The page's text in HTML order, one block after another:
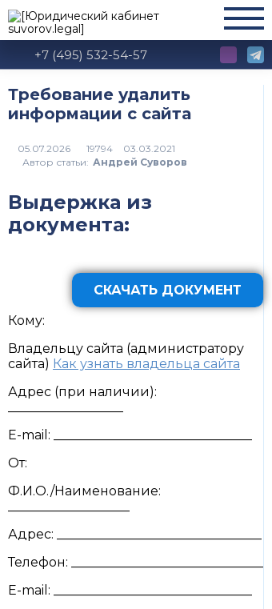
+7 (495) 532-54-57
Требование удалить
информации с сайта
19794
Автор статьи: Андрей Суворов
Выдержка из
документа:
СКАЧАТЬ ДОКУМЕНТ
Кому:
Владельцу сайта (администратору
сайта) Как узнать владельца сайта
Адрес (при наличии):
E-mail: _______________________________
От:
Ф.И.О./Наименование:
Адрес: ________________________________
Телефон: ______________________________
E-mail: _______________________________